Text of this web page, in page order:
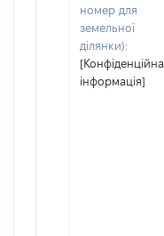
номер для
земельної
ділянки):
[Конфіденційна
інформація]